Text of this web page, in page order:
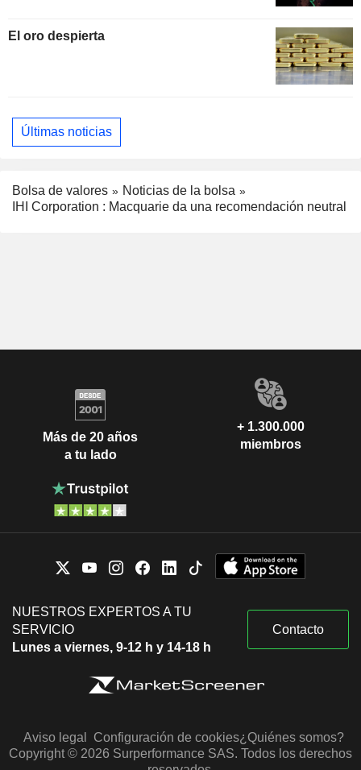
El oro despierta
Últimas noticias
Bolsa de valores
Noticias de la bolsa
IHI Corporation : Macquarie da una recomendación neutral
Más de 20 años
a tu lado
+ 1.300.000
miembros
NUESTROS EXPERTOS A TU
SERVICIO
Lunes a viernes, 9-12 h y 14-18 h
Contacto
Aviso legal Configuración de cookies¿Quiénes somos?
Copyright © 2026 Surperformance SAS. Todos los derechos